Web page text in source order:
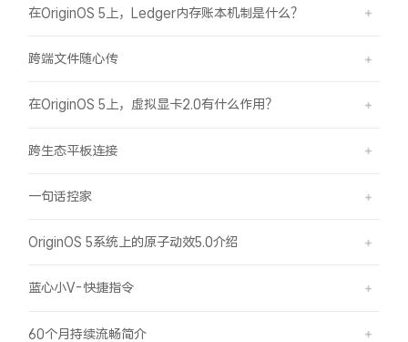
iQOO Pad6 Pro
在OriginOS 5上，Ledger内存账本机制是什么？
跨端文件随心传
在OriginOS 5上，虚拟显卡2.0有什么作用？
跨生态平板连接
一句话控家
OriginOS 5系统上的原子动效5.0介绍
蓝心小V-快捷指令
60个月持续流畅简介